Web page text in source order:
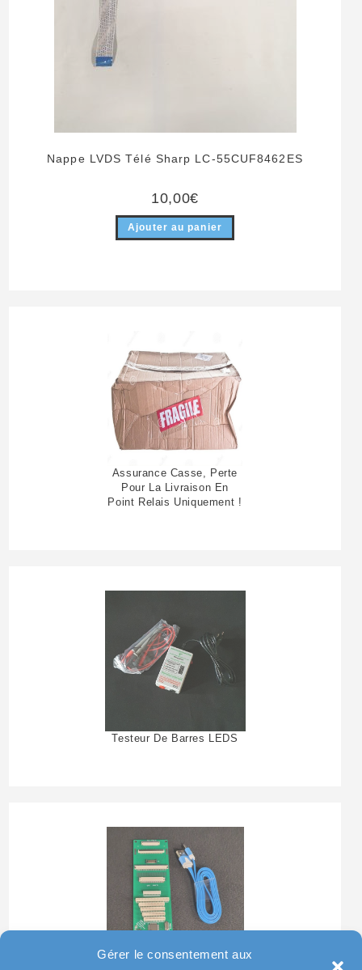
Gérer le consentement aux
Nappe LVDS Télé Sharp LC-55CUF8462ES
10,00€
Ajouter au panier
Assurance Casse, Perte
Pour La Livraison En
Point Relais Uniquement !
Testeur De Barres LEDS